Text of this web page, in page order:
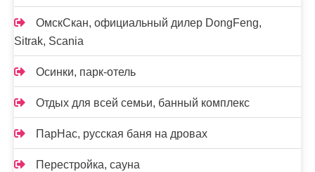
ОмскСкан, официальный дилер DongFeng,
Sitrak, Scania
Осинки, парк-отель
Отдых для всей семьи, банный комплекс
ПарНас, русская баня на дровах
Перестройка, сауна